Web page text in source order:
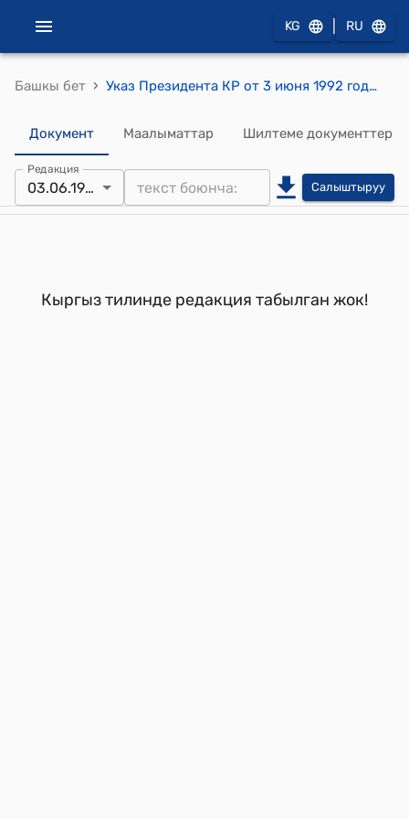
KG RU
Башкы бет › Указ Президента КР от 3 июня 1992 года УП N 185 "О Сыдыкове А."
Документ Маалыматтар Шилтеме документтер
Редакция
03.06.1992 Салыштыруу
Кыргыз тилинде редакция табылган жок!